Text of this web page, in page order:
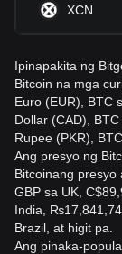
market.XCN
Ipinapakita ng
Bitcoin na mga
Euro (EUR), BTC
Dollar (CAD),
Rupee (PKR),
Ang presyo ng
Bitcoinang presyo
GBP sa UK,
India,
Brazil, at higit pa.
Ang pinaka-